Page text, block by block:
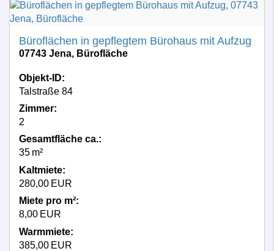
Büroflächen in gepflegtem Bürohaus mit Aufzug
07743 Jena, Bürofläche
Objekt-ID:
Talstraße 84
Zimmer:
2
Gesamtfläche ca.:
35 m²
Kaltmiete:
280,00 EUR
Miete pro m²:
8,00 EUR
Warmmiete:
385,00 EUR